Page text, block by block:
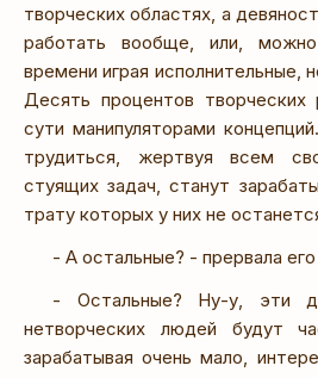
творческих областях, а
работать вообще, или,
времени играя исполнительные,
Десять процентов творческих
сути манипуляторами
трудиться, жертвуя всем
стуящих задач, станут
трату которых у них не
- А остальные? - прервала
- Остальные? Ну-у, эти
нетворческих людей будут
зарабатывая очень мало,